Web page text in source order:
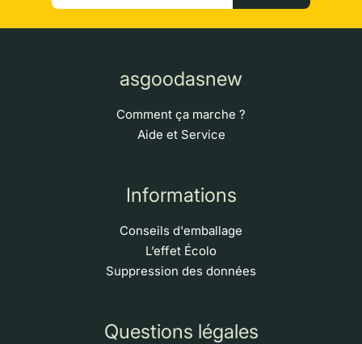
asgoodasnew
Comment ça marche ?
Aide et Service
Informations
Conseils d'emballage
L’effet Écolo
Suppression des données
Questions légales